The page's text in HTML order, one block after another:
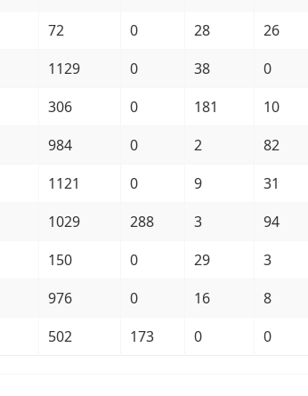
72 0 28 26
1129 0 38 0
306 0 181 10
984 0 2 82
1121 0 9 31
1029 288 3 94
150 0 29 3
976 0 16 8
502 173 0 0